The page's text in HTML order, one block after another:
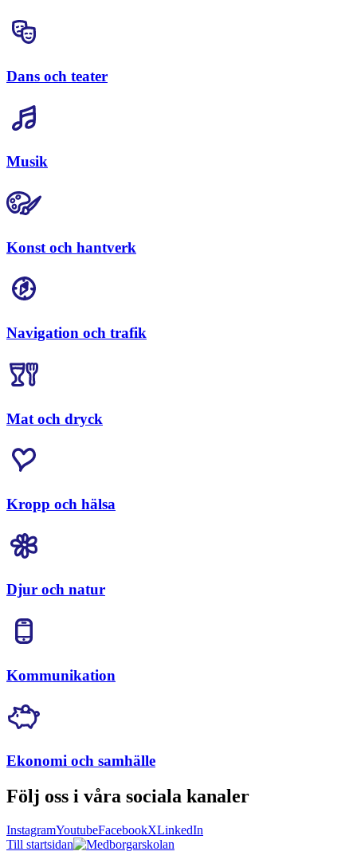
Dans och teater
Musik
Konst och hantverk
Navigation och trafik
Mat och dryck
Kropp och hälsa
Djur och natur
Kommunikation
Ekonomi och samhälle
Följ oss i våra sociala kanaler
InstagramYoutubeFacebookXLinkedIn
Till startsidan